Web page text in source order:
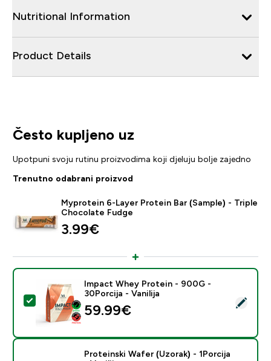
Nutritional Information
Product Details
Često kupljeno uz
Upotpuni svoju rutinu proizvodima koji djeluju bolje zajedno
Trenutno odabrani proizvod
Myprotein 6-Layer Protein Bar (Sample) - Triple
Chocolate Fudge
3.99€‎
Odaberi ovaj proizvod - Impact Whey Protein - 900G
Impact Whey Protein - 900G -
30Porcija - Vanilija
59.99€‎
Proteinski Wafer (Uzorak) - 1Porcija